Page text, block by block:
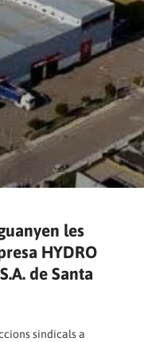
les
HYDRO
de Santa
sindicals a